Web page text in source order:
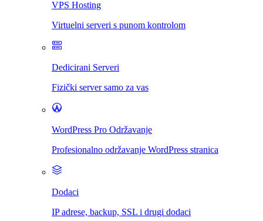
VPS Hosting
Virtuelni serveri s punom kontrolom
Dedicirani Serveri
Fizički server samo za vas
WordPress Pro Održavanje
Profesionalno održavanje WordPress stranica
Dodaci
IP adrese, backup, SSL i drugi dodaci